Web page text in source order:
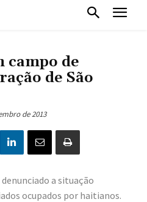
campo de
de São
de 2013
a situação
ocupados por haitianos.